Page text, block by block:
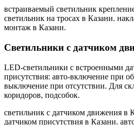
встраиваемый светильник
светильник на тросах в Казани.
монтаж в Казани.
Светильники с датчиком
LED-светильники с встроенными
присутствия: авто-включение при
выключение при отсутствии. Для
коридоров, подсобок.
светильник с датчиком движения в
датчиком присутствия в Казани.